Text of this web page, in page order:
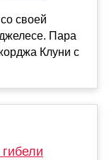
своей
Пара
Клуни с